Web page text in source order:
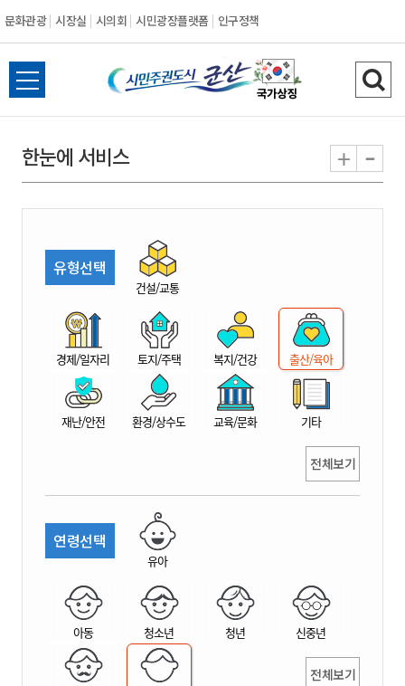
문화관광 시장실 시의회 시민광장플랫폼 인구정책
시
민
권
시
산
전
체
뉴
열
검
색
기
한눈에 서비스 + -
유형선택
건설/교통
경제/일자리 토지/주택 복지/건강 출산/육아
재난/안전 환경/상수도 교육/문화 기타
전체보기
연령선택
유아
아동 청소년 청년 신중년
전체보기